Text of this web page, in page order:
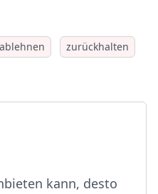
ablehnen
zurückhalten
kann, desto